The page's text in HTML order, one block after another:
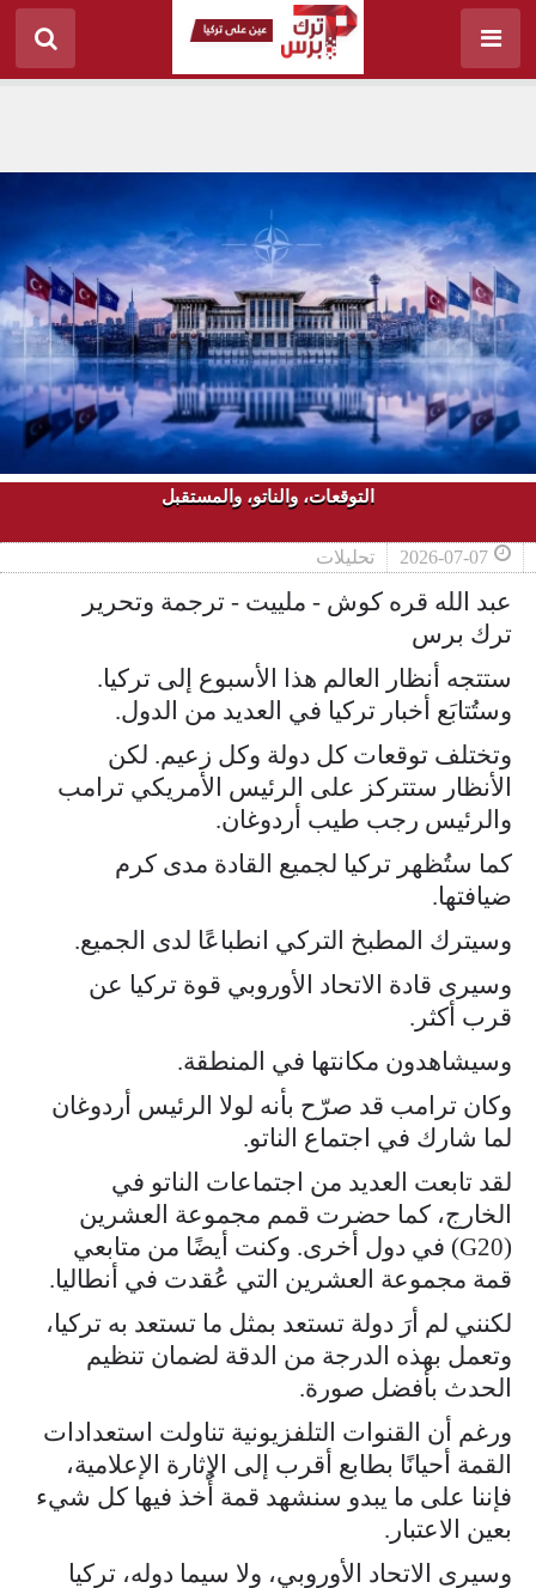
التوقعات، والناتو، والمستقبل
2026-07-07 تحليلات
عبد الله قره كوش - ملييت - ترجمة وتحرير
ترك برس
ستتجه أنظار العالم هذا الأسبوع إلى تركيا.
وستُتابَع أخبار تركيا في العديد من الدول.
وتختلف توقعات كل دولة وكل زعيم. لكن
الأنظار ستتركز على الرئيس الأمريكي ترامب
والرئيس رجب طيب أردوغان.
كما ستُظهر تركيا لجميع القادة مدى كرم
ضيافتها.
وسيترك المطبخ التركي انطباعًا لدى الجميع.
وسيرى قادة الاتحاد الأوروبي قوة تركيا عن
قرب أكثر.
وسيشاهدون مكانتها في المنطقة.
وكان ترامب قد صرّح بأنه لولا الرئيس أردوغان
لما شارك في اجتماع الناتو.
لقد تابعت العديد من اجتماعات الناتو في
الخارج، كما حضرت قمم مجموعة العشرين
(G20) في دول أخرى. وكنت أيضًا من متابعي
قمة مجموعة العشرين التي عُقدت في أنطاليا.
لكنني لم أرَ دولة تستعد بمثل ما تستعد به تركيا،
وتعمل بهذه الدرجة من الدقة لضمان تنظيم
الحدث بأفضل صورة.
ورغم أن القنوات التلفزيونية تناولت استعدادات
القمة أحيانًا بطابع أقرب إلى الإثارة الإعلامية،
فإننا على ما يبدو سنشهد قمة أُخذ فيها كل شيء
بعين الاعتبار.
وسيرى الاتحاد الأوروبي، ولا سيما دوله، تركيا